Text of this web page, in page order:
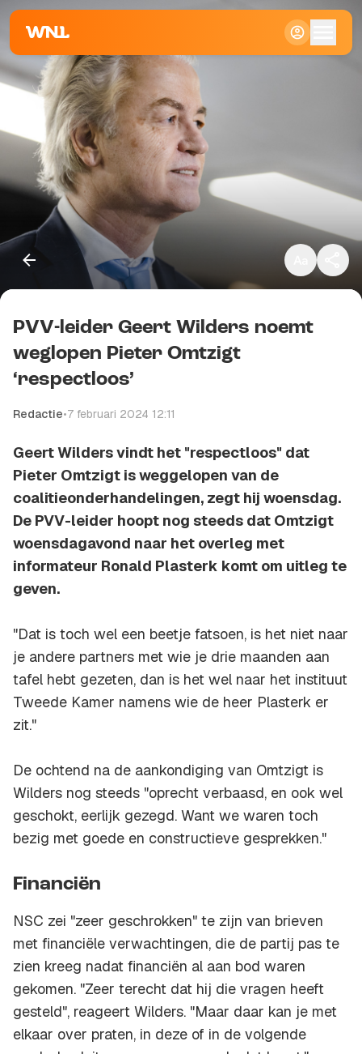
Groot
Kopieer link
PVV-leider Geert Wilders noemt
weglopen Pieter Omtzigt
‘respectloos’
Redactie•7 februari 2024 12:11
Geert Wilders vindt het "respectloos" dat
Pieter Omtzigt is weggelopen van de
coalitieonderhandelingen, zegt hij woensdag.
De PVV-leider hoopt nog steeds dat Omtzigt
woensdagavond naar het overleg met
informateur Ronald Plasterk komt om uitleg te
geven.
"Dat is toch wel een beetje fatsoen, is het niet naar
je andere partners met wie je drie maanden aan
tafel hebt gezeten, dan is het wel naar het instituut
Tweede Kamer namens wie de heer Plasterk er
zit."
De ochtend na de aankondiging van Omtzigt is
Wilders nog steeds "oprecht verbaasd, en ook wel
geschokt, eerlijk gezegd. Want we waren toch
bezig met goede en constructieve gesprekken."
Financiën
NSC zei "zeer geschrokken" te zijn van brieven
met financiële verwachtingen, die de partij pas te
zien kreeg nadat financiën al aan bod waren
gekomen. "Zeer terecht dat hij die vragen heeft
gesteld", reageert Wilders. "Maar daar kan je met
elkaar over praten, in deze of in de volgende